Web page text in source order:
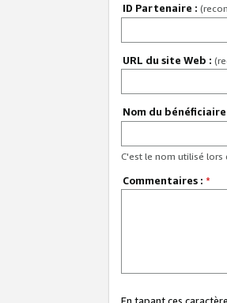
ID Partenaire :
URL du site Web :
Nom du bénéficiaire
C'est le nom utilisé lors
Commentaires : *